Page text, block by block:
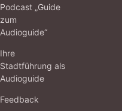
Podcast „Guide
zum
Audioguide“
Ihre
Stadtführung als
Audioguide
Feedback